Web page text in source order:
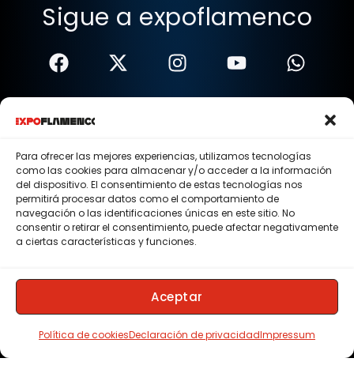
Para ofrecer las mejores experiencias, utilizamos tecnologías
como las cookies para almacenar y/o acceder a la información
del dispositivo. El consentimiento de estas tecnologías nos
permitirá procesar datos como el comportamiento de
navegación o las identificaciones únicas en este sitio. No
consentir o retirar el consentimiento, puede afectar negativamente
a ciertas características y funciones.
Aceptar
Política de cookiesDeclaración de privacidadImpressum
Sigue a expoflamenco
Términos Y Condiciones
Política De Privacidad
Política De Cookies
Aviso Legal
© 2015 - 2026 . Todos los derechos reservados.
Contacto
Membresias